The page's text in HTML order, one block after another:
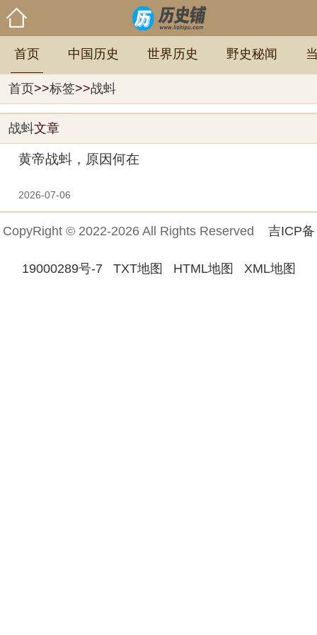
首页 中国历史 世界历史 野史秘闻
首页>>标签>>战蚪
战蚪文章
黄帝战蚪，原因何在
2026-07-06
CopyRight © 2022-2026 All Rights Reserved 吉ICP备
19000289号-7 TXT地图 HTML地图 XML地图